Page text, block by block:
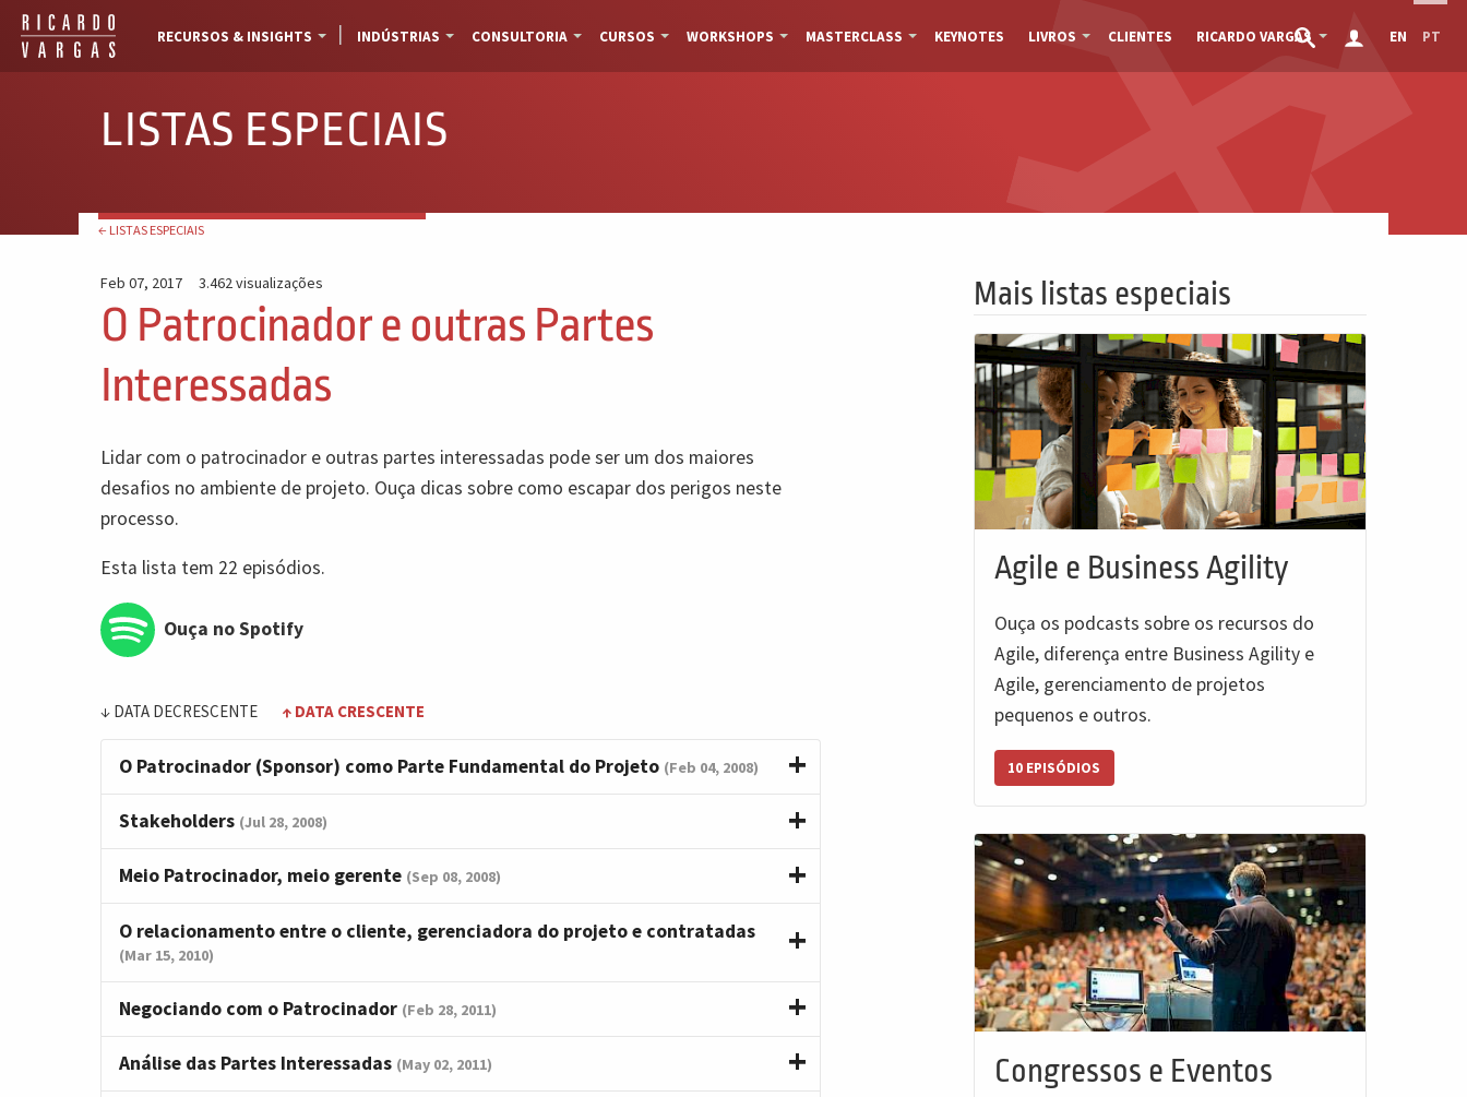
RECURSOS & INSIGHTS INDÚSTRIAS CONSULTORIA CURSOS WORKSHOPS MASTERCLASS KEYNOTES LIVROS CLIENTES RICARDO VARGAS EN PT
LISTAS ESPECIAIS
← LISTAS ESPECIAIS
Feb 07, 2017 3.462 visualizações
O Patrocinador e outras Partes
Interessadas
Lidar com o patrocinador e outras partes interessadas pode ser um dos maiores
desafios no ambiente de projeto. Ouça dicas sobre como escapar dos perigos neste
processo.
Esta lista tem 22 episódios.
Ouça no Spotify
↓ DATA DECRESCENTE ↑ DATA CRESCENTE
O Patrocinador (Sponsor) como Parte Fundamental do Projeto (Feb 04, 2008)
Stakeholders (Jul 28, 2008)
Meio Patrocinador, meio gerente (Sep 08, 2008)
O relacionamento entre o cliente, gerenciadora do projeto e contratadas
(Mar 15, 2010)
Negociando com o Patrocinador (Feb 28, 2011)
Análise das Partes Interessadas (May 02, 2011)
Mais listas especiais
Agile e Business Agility
Ouça os podcasts sobre os recursos do
Agile, diferença entre Business Agility e
Agile, gerenciamento de projetos
pequenos e outros.
10 EPISÓDIOS
Congressos e Eventos